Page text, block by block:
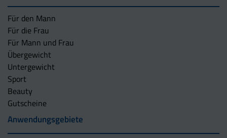
Für den Mann
Für die Frau
Für Mann und Frau
Übergewicht
Untergewicht
Sport
Beauty
Gutscheine
Anwendungsgebiete